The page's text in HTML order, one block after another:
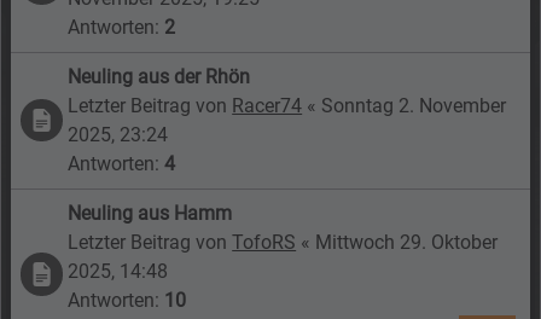
Antworten: 2
Neuling aus der Rhön
Letzter Beitrag von Racer74 « Sonntag 2. November
2025, 23:24
Antworten:4
Neuling aus Hamm
Letzter Beitrag vonTofoRS « Mittwoch 29. Oktober
2025, 14:48
Antworten: 10